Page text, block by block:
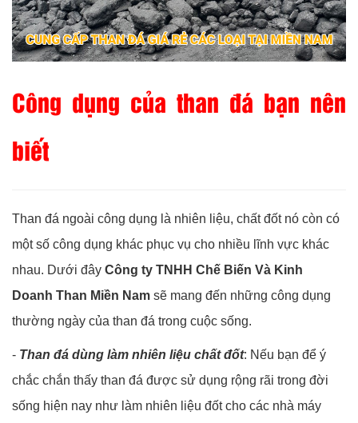
Công dụng của than đá bạn nên
biết
Than đá ngoài công dụng là nhiên liệu, chất đốt nó còn có
một số công dụng khác phục vụ cho nhiều lĩnh vực khác
nhau. Dưới đây Công ty TNHH Chế Biến Và Kinh
Doanh Than Miền Nam sẽ mang đến những công dụng
thường ngày của than đá trong cuộc sống.
- Than đá dùng làm nhiên liệu chất đốt: Nếu bạn để ý
chắc chắn thấy than đá được sử dụng rộng rãi trong đời
sống hiện nay như làm nhiên liệu đốt cho các nhà máy